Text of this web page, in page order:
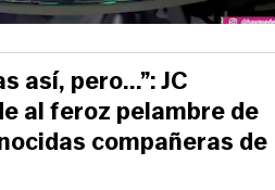
así, pero...”: JC
al feroz pelambre de
compañeras de